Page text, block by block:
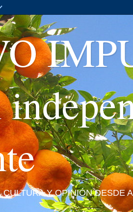
Y OPINIÓN DESDE